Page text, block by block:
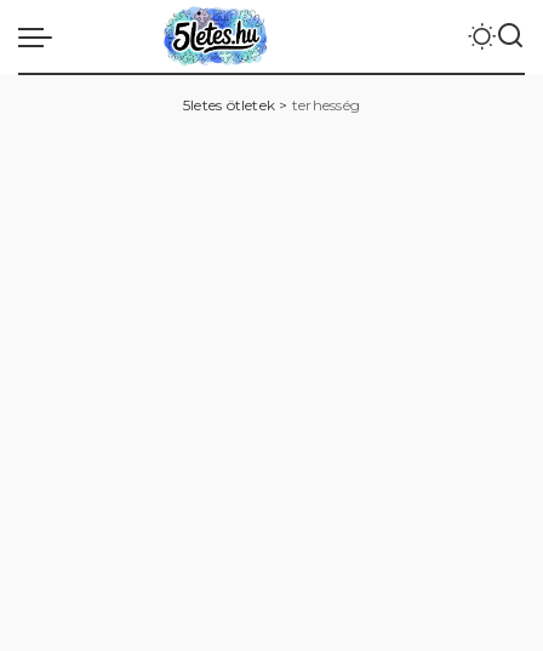
5letes ötletek > terhesség